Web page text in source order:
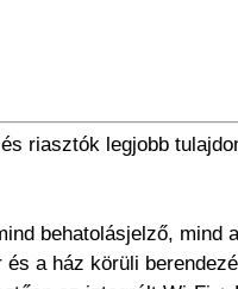
riasztók legjobb
behatolásjelző, mind
a ház körüli